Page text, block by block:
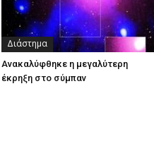
Διάστημα
Ανακαλύφθηκε η μεγαλύτερη
έκρηξη στο σύμπαν